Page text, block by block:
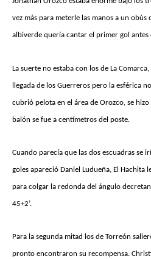
vez más para meterle las manos a un obús
albiverde quería cantar el primer gol antes
La suerte no estaba con los de La
llegada de los Guerreros pero la esférica
cubrió pelota en el área de Orozco, se
balón se fue a centímetros del poste.
Cuando parecía que las dos escuadras se
goles apareció Daniel Ludueña, El Hachita
para colgar la redonda del ángulo
45+2’.
Para la segunda mitad los de Torreón
pronto encontraron su recompensa.